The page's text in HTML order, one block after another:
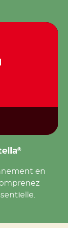
®
en